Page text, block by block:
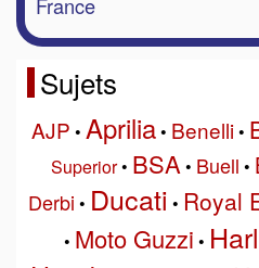
Sujets
AJP • Aprilia• Benelli•
Superior• BSA• Buell •
Derbi • Ducati • Royal
• Moto Guzzi •